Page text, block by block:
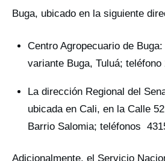
Buga, ubicado en la siguiente
Centro Agropecuario de
variante Buga, Tuluá; teléfono
La dirección Regional del
ubicada en Cali, en la Calle
Barrio Salomia; teléfonos
Adicionalmente, el Servicio